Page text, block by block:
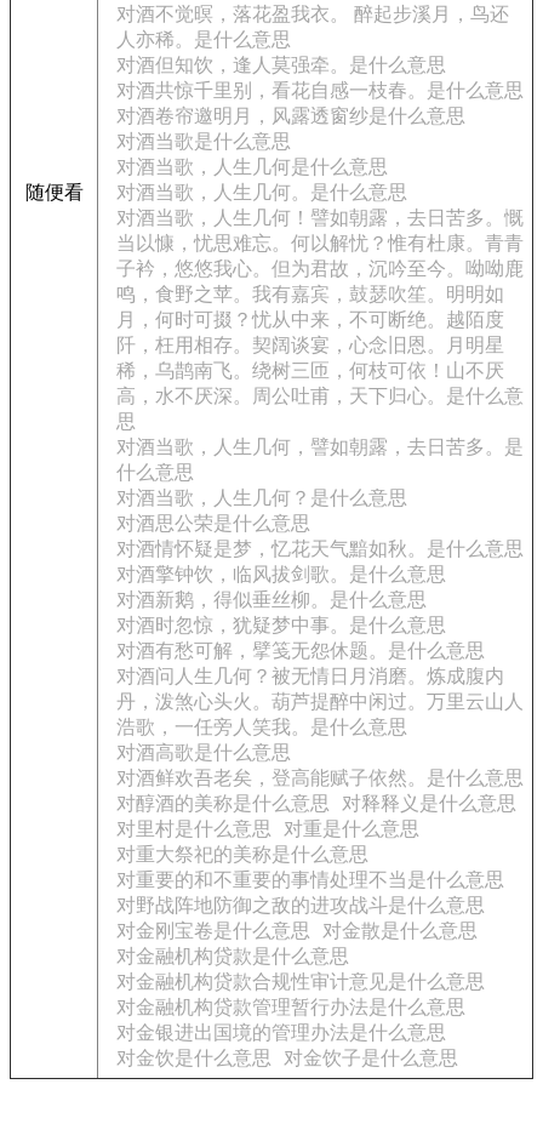
随便看
对酒不觉暝，落花盈我衣。 醉起步溪月，鸟还
人亦稀。是什么意思
对酒但知饮，逢人莫强牵。是什么意思
对酒共惊千里别，看花自感一枝春。是什么意思
对酒卷帘邀明月，风露透窗纱是什么意思
对酒当歌是什么意思
对酒当歌，人生几何是什么意思
对酒当歌，人生几何。是什么意思
对酒当歌，人生几何！譬如朝露，去日苦多。慨
当以慷，忧思难忘。何以解忧？惟有杜康。青青
子衿，悠悠我心。但为君故，沉吟至今。呦呦鹿
鸣，食野之苹。我有嘉宾，鼓瑟吹笙。明明如
月，何时可掇？忧从中来，不可断绝。越陌度
阡，枉用相存。契阔谈宴，心念旧恩。月明星
稀，乌鹊南飞。绕树三匝，何枝可依！山不厌
高，水不厌深。周公吐甫，天下归心。是什么意
思
对酒当歌，人生几何，譬如朝露，去日苦多。是
什么意思
对酒当歌，人生几何？是什么意思
对酒思公荣是什么意思
对酒情怀疑是梦，忆花天气黯如秋。是什么意思
对酒擎钟饮，临风拔剑歌。是什么意思
对酒新鹅，得似垂丝柳。是什么意思
对酒时忽惊，犹疑梦中事。是什么意思
对酒有愁可解，擘笺无怨休题。是什么意思
对酒问人生几何？被无情日月消磨。炼成腹内
丹，泼煞心头火。葫芦提醉中闲过。万里云山人
浩歌，一任旁人笑我。是什么意思
对酒高歌是什么意思
对酒鲜欢吾老矣，登高能赋子依然。是什么意思
对醇酒的美称是什么意思
对释释义是什么意思
对里村是什么意思
对重是什么意思
对重大祭祀的美称是什么意思
对重要的和不重要的事情处理不当是什么意思
对野战阵地防御之敌的进攻战斗是什么意思
对金刚宝卷是什么意思
对金散是什么意思
对金融机构贷款是什么意思
对金融机构贷款合规性审计意见是什么意思
对金融机构贷款管理暂行办法是什么意思
对金银进出国境的管理办法是什么意思
对金饮是什么意思
对金饮子是什么意思